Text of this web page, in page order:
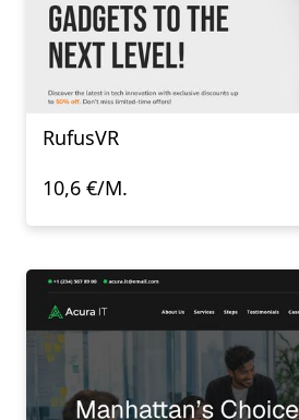
RufusVR
10,6 €/M.